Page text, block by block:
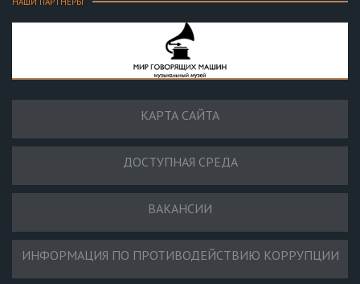
КАРТА САЙТА
ДОСТУПНАЯ СРЕДА
ВАКАНСИИ
ИНФОРМАЦИЯ ПО ПРОТИВОДЕЙСТВИЮ КОРРУПЦИИ